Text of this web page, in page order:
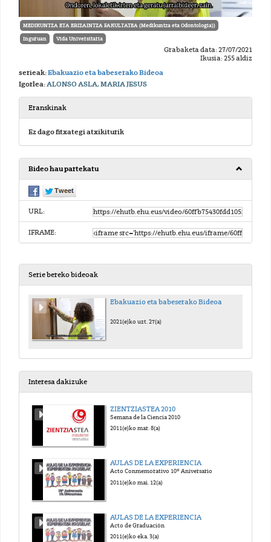
MEDIKUNTZA ETA ERIZAINTZA FAKULTATEA (Medikuntza eta Odontologia))
Inguruan Vida Universitaria
Grabaketa data: 27/07/2021
Ikusia: 255 aldiz
serieak:Ebakuazio eta babeserako Bideoa
Igorlea:ALONSO ASLA, MARIA JESUS
Eranskinak
Ez dago fitxategi atxikiturik
Bideo hau partekatu
URL:
IFRAME:
Serie bereko bideoak
Ebakuazio eta babeserako Bideoa
2021(e)ko uzt. 27(a)
Interesa dakizuke
ZIENTZIASTEA 2010
Semana de la Ciencia 2010
2011(e)ko mar. 8(a)
AULAS DE LA EXPERIENCIA
Acto Conmemorativo 10º Aniversario
2011(e)ko mai. 12(a)
AULAS DE LA EXPERIENCIA
Acto de Graduación
2011(e)ko eka. 3(a)